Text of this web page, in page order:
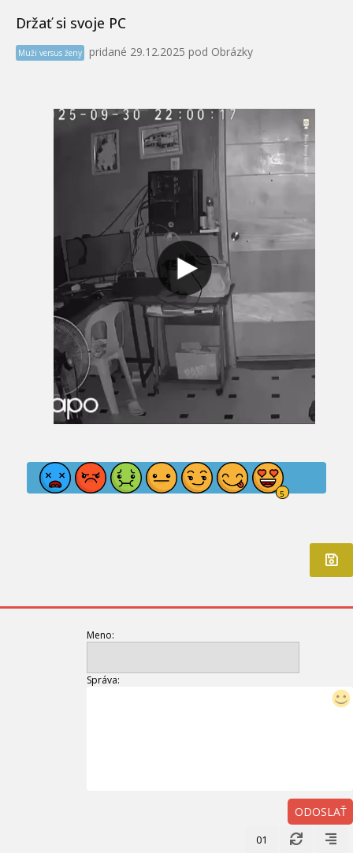
Držať si svoje PC
Muži versus ženy pridané 29.12.2025 pod Obrázky
Meno:
Správa:
ODOSLAŤ
01